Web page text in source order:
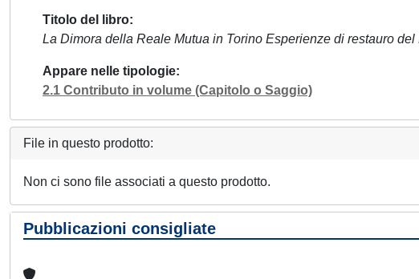
Titolo del libro
La Dimora della Reale Mutua in Torino Esperienze di restauro
Appare nelle tipologie
2.1 Contributo in volume (Capitolo o Saggio)
File in questo prodotto:
Non ci sono file associati a questo prodotto.
Pubblicazioni consigliate